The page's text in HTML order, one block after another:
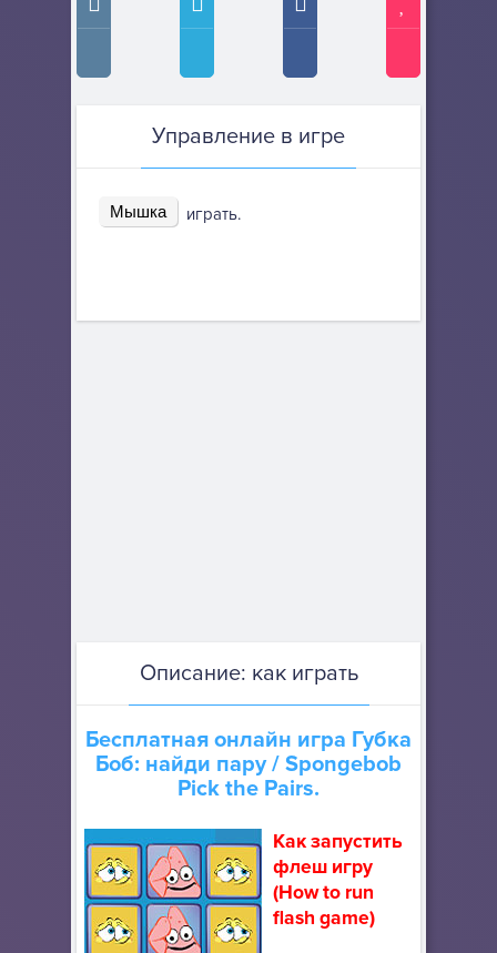
Управление в игре
Мышка играть.
Описание: как играть
Бесплатная онлайн игра Губка
Боб: найди пару/ Spongebob
Pick the Pairs.
Как запустить
флеш игру
(How to run
flash game)